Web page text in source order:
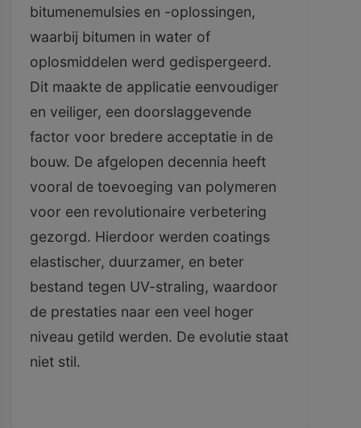
bitumenemulsies en -oplossingen,
waarbij bitumen in water of
oplosmiddelen werd gedispergeerd.
Dit maakte de applicatie eenvoudiger
en veiliger, een doorslaggevende
factor voor bredere acceptatie in de
bouw. De afgelopen decennia heeft
vooral de toevoeging van polymeren
voor een revolutionaire verbetering
gezorgd. Hierdoor werden coatings
elastischer, duurzamer, en beter
bestand tegen UV-straling, waardoor
de prestaties naar een veel hoger
niveau getild werden. De evolutie staat
niet stil.